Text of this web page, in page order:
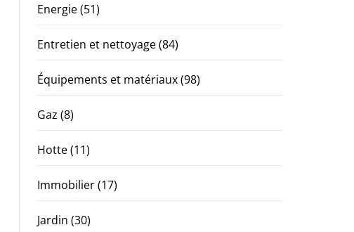
Energie(51)
Entretien et nettoyage(84)
Équipements et matériaux(98)
Gaz (8)
Hotte(11)
Immobilier(17)
Jardin (30)